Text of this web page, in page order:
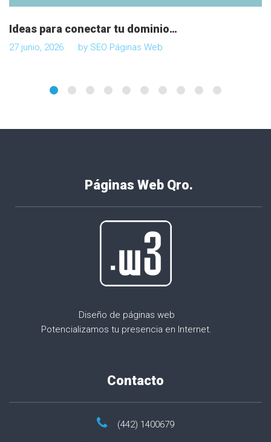
Ideas para conectar tu dominio…
27 junio, 2026 by SEO Páginas Web
Páginas Web Qro.
Diseño de páginas web
Potencializamos tu presencia en Internet.
Contacto
(442) 1400679